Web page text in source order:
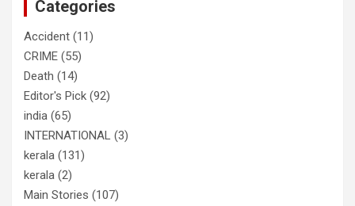
Categories
Accident (11)
CRIME (55)
Death (14)
Editor's Pick (92)
india (65)
INTERNATIONAL (3)
kerala (131)
kerala (2)
Main Stories (107)